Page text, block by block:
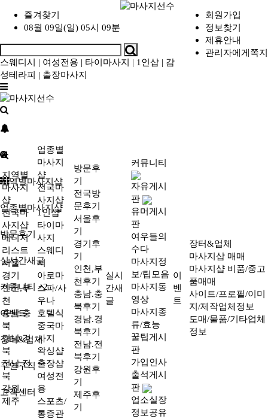
즐겨찾기
08월 09일(일) 05시 09분
회원가입
정보찾기
제휴안내
관리자에게쪽지
스웨디시 | 여성전용 | 타이마사지 | 1인샵 | 감
성테라피 | 출장마사지
지역별마사지샵
업종별마사지샵
방문후기
실시간새글
커뮤니티+2
이벤트
장터&업체
구인구직
고객센터
지역별
마사지
샵
전국마
사지샵
매니저
리스트
서울
경기
인천,부
천
충남.충
북
경남.경
북
전남.전
북
강원
제주
업종별
마사지
샵
전국마
사지샵
1인샵
타이마
사지
스웨디
시
아로마
스파/사
우나
호텔식
중국마
사지
왁싱샵
출장샵
여성전
용
스포츠/
통증관
방문후
기
전국방
문후기
서울후
기
경기후
기
인천,부
천후기
충남.충
북후기
경남.경
북후기
전남.전
북후기
강원후
기
제주후
기
실시
간새
글
커뮤니티
자유게시
판
유머게시
판
여우들의
수다
마사지정
보/팁모음
마사지동
영상
마사지종
류/효능
꿀팁게시
판
가입인사
출석게시
판
업소실장
정보공유
이
벤
트
장터&업체
마사지샵 매매
마사지샵 비품/중고
품매매
사이트/프로필/이미
지/제작업체정보
도매/물품/기타업체
정보